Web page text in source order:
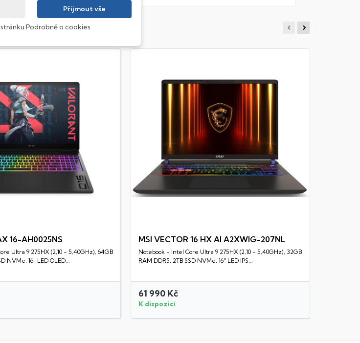
Rychlý náhled
16-AH0025NS
Ultra 9 275HX (2,10 - 5,40GHz), 64GB
NVMe, 16" LED OLED...
Rychlý náhled
MSI VECTOR 16 HX AI A2XWIG-207NL
Notebook - Intel Core Ultra 9 275HX (2,10 - 5,40GHz), 32GB
RAM DDR5, 2TB SSD NVMe, 16" LED IPS...
61 990 Kč
K dispozici
Přijmout vše
Podrobně o cookies